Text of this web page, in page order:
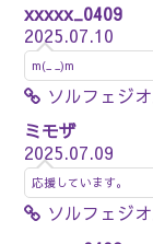
xxxxx_0409
2025.07.10
m(_ _)m
ソルフェジ
ミモザ
2025.07.09
応援しています。
ソルフェジ